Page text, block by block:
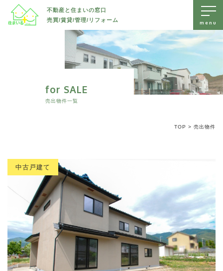
不動産と住まいの窓口
売買/賃貸/管理/リフォーム
売出物件を探す
マンション/アパート
長野市
須坂市
千曲市
上田市
賃貸物件を探す
駐車場/ 土地
長野市
須坂市
千曲市
上田市
水回り
内装
外装
防水
その他
無料査定・不動産に関するお問い合わせ
長野市エリアで不動産をお探しの方、売却などをご検討の方は、
住まいるプラスへいつでもお気軽にご相談ください。
TEL.026-217-7074
- 受付時間 9:00〜19:00 -
（時間外も対応可能です。お気軽にご連絡ください）
for SALE
売出物件一覧
TOP > 売出物件
中古戸建て